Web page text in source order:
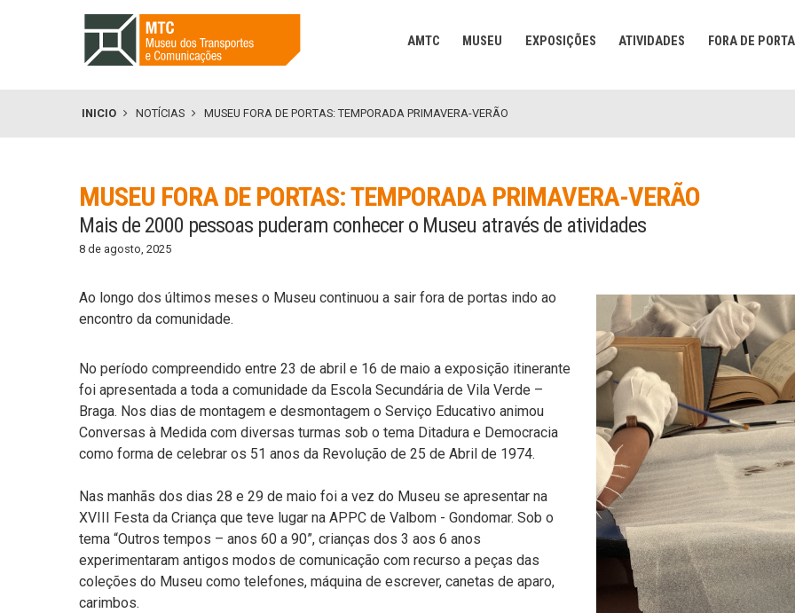
AMTC MUSEU EXPOSIÇÕES ATIVIDADES FORA DE
INICIO NOTÍCIAS MUSEU FORA DE PORTAS: TEMPORADA PRIMAVERA-VERÃO
MUSEU FORA DE PORTAS: TEMPORADA PRIMAVERA-VERÃO
Mais de 2000 pessoas puderam conhecer o Museu através de atividades
8 de agosto, 2025
Ao longo dos últimos meses o Museu continuou a sair fora de portas indo ao
encontro da comunidade.
No período compreendido entre 23 de abril e 16 de maio a exposição itinerante
foi apresentada a toda a comunidade da Escola Secundária de Vila Verde –
Braga. Nos dias de montagem e desmontagem o Serviço Educativo animou
Conversas à Medida com diversas turmas sob o tema Ditadura e Democracia
como forma de celebrar os 51 anos da Revolução de 25 de Abril de 1974.
Nas manhãs dos dias 28 e 29 de maio foi a vez do Museu se apresentar na
XVIII Festa da Criança que teve lugar na APPC de Valbom - Gondomar. Sob o
tema “Outros tempos – anos 60 a 90”, crianças dos 3 aos 6 anos
experimentaram antigos modos de comunicação com recurso a peças das
coleções do Museu como telefones, máquina de escrever, canetas de aparo,
carimbos.